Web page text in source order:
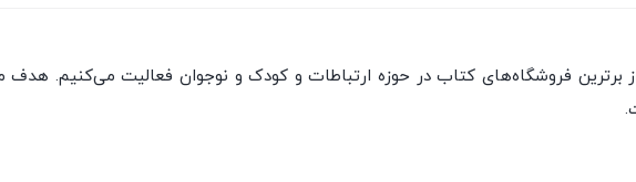
فروشگاه‌های کتاب در حوزه ارتباطات و کودک و نوجوان فعالیت می‌کنیم. هدف